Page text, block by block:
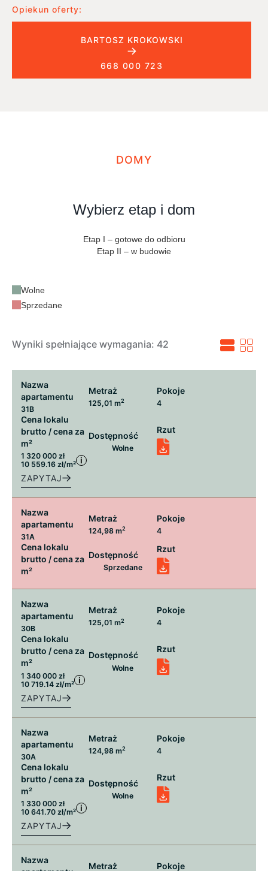
Opiekun oferty:
BARTOSZ KROKOWSKI
668 000 723
DOMY
Wybierz etap i dom
Etap I – gotowe do odbioru
Etap II – w budowie
Wolne
Sprzedane
Wyniki spełniające wymagania: 42
Nazwa
apartamentu
31B
Metraż
125,01 m2
Pokoje
4
Cena lokalu
brutto / cena za
m²
1 320 000 zł
10 559.16 zł/m² i
Dostępność
Wolne
Rzut
ZAPYTAJ
Nazwa
apartamentu
31A
Metraż
124,98 m2
Pokoje
4
Cena lokalu
brutto / cena za
m²
Dostępność
Sprzedane
Rzut
Nazwa
apartamentu
30B
Metraż
125,01 m2
Pokoje
4
Cena lokalu
brutto / cena za
m²
1 340 000 zł
10 719.14 zł/m² i
Dostępność
Wolne
Rzut
ZAPYTAJ
Nazwa
apartamentu
30A
Metraż
124,98 m2
Pokoje
4
Cena lokalu
brutto / cena za
m²
1 330 000 zł
10 641.70 zł/m² i
Dostępność
Wolne
Rzut
ZAPYTAJ
Nazwa
Metraż Pokoje